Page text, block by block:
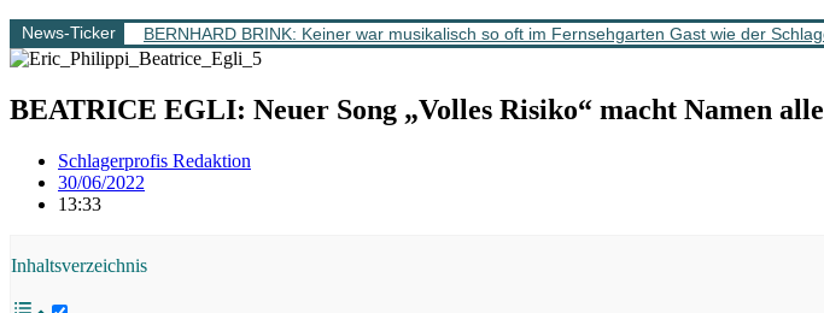
News-Ticker BERNHARD BRINK: Keiner war musikalisch so oft im Fernsehgarten Gast wie der
BEATRICE EGLI: Neuer Song „Volles Risiko“ macht Namen
Schlagerprofis Redaktion
30/06/2022
13:33
Inhaltsverzeichnis